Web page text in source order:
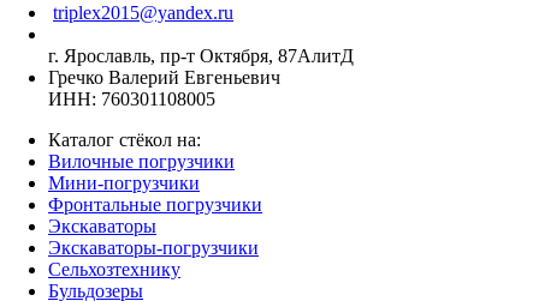
triplex2015@yandex.ru
г. Ярославль, пр-т Октября, 87АлитД
Гречко Валерий Евгеньевич
ИНН: 760301108005
Каталог стёкол на:
Вилочные погрузчики
Мини-погрузчики
Фронтальные погрузчики
Экскаваторы
Экскаваторы-погрузчики
Сельхозтехнику
Бульдозеры